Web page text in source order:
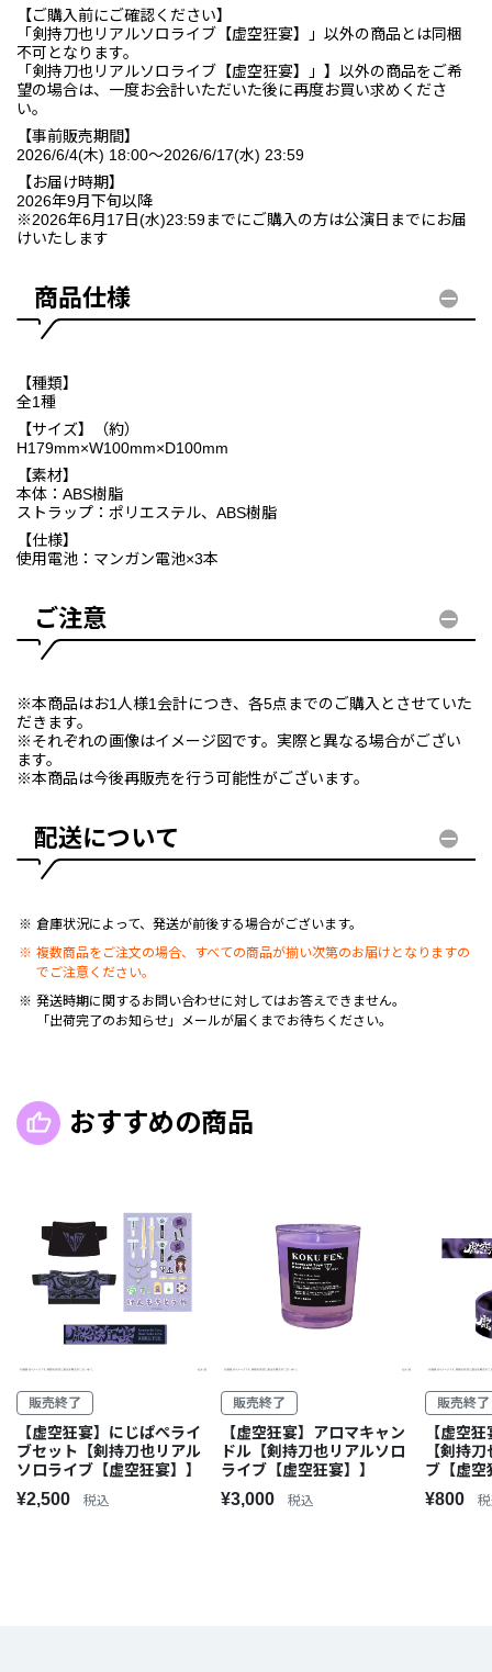
【ご購入前にご確認ください】
「剣持刀也リアルソロライブ【虚空狂宴】」以外の商品とは同梱
不可となります。
「剣持刀也リアルソロライブ【虚空狂宴】」】以外の商品をご希
望の場合は、一度お会計いただいた後に再度お買い求めくださ
い。
【事前販売期間】
2026/6/4(木) 18:00～2026/6/17(水) 23:59
【お届け時期】
2026年9月下旬以降
※2026年6月17日(水)23:59までにご購入の方は公演日までにお届
けいたします
商品仕様
【種類】
全1種
【サイズ】（約）
H179mm×W100mm×D100mm
【素材】
本体：ABS樹脂
ストラップ：ポリエステル、ABS樹脂
【仕様】
使用電池：マンガン電池×3本
ご注意
※本商品はお1人様1会計につき、各5点までのご購入とさせていた
だきます。
※それぞれの画像はイメージ図です。実際と異なる場合がござい
ます。
※本商品は今後再販売を行う可能性がございます。
配送について
倉庫状況によって、発送が前後する場合がございます。
複数商品をご注文の場合、すべての商品が揃い次第のお届けとなりますの
でご注意ください。
発送時期に関するお問い合わせに対してはお答えできません。
「出荷完了のお知らせ」メールが届くまでお待ちください。
おすすめの商品
販売終了
【虚空狂宴】にじぱぺライ
ブセット【剣持刀也リアル
ソロライブ【虚空狂宴】】
¥2,500 税込
販売終了
【虚空狂宴】アロマキャン
ドル【剣持刀也リアルソロ
ライブ【虚空狂宴】】
¥3,000 税込
販売終了
【虚空
【剣持
ブ【虚空
¥800